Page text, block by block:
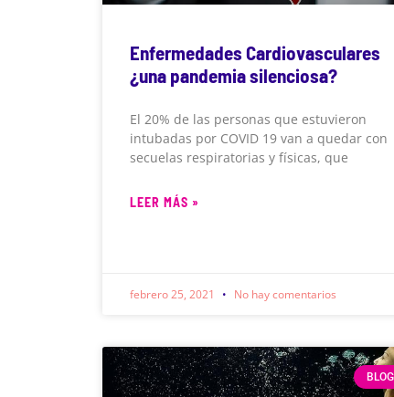
Enfermedades Cardiovasculares
¿una pandemia silenciosa?
El 20% de las personas que estuvieron
intubadas por COVID 19 van a quedar con
secuelas respiratorias y físicas, que
LEER MÁS »
febrero 25, 2021 No hay comentarios
BLOG